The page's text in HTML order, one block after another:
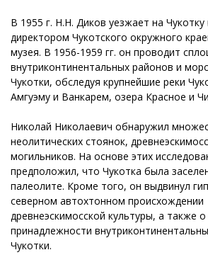
В 1955 г. Н.Н. Диков уезжает на
директором Чукотского окружного
музея. В 1956-1959 гг. он проводит
внутриконтинентальных районов и
Чукотки, обследуя крупнейшие реки
Амгуэму и Ванкарем, озера Красное и
Николай Николаевич обнаружил
неолитических стоянок,
могильников. На основе этих
предположил, что Чукотка была
палеолите. Кроме того, он выдвинул
северном автохтонном происхождении
древнеэскимосской культуры, а также
принадлежности
Чукотки.